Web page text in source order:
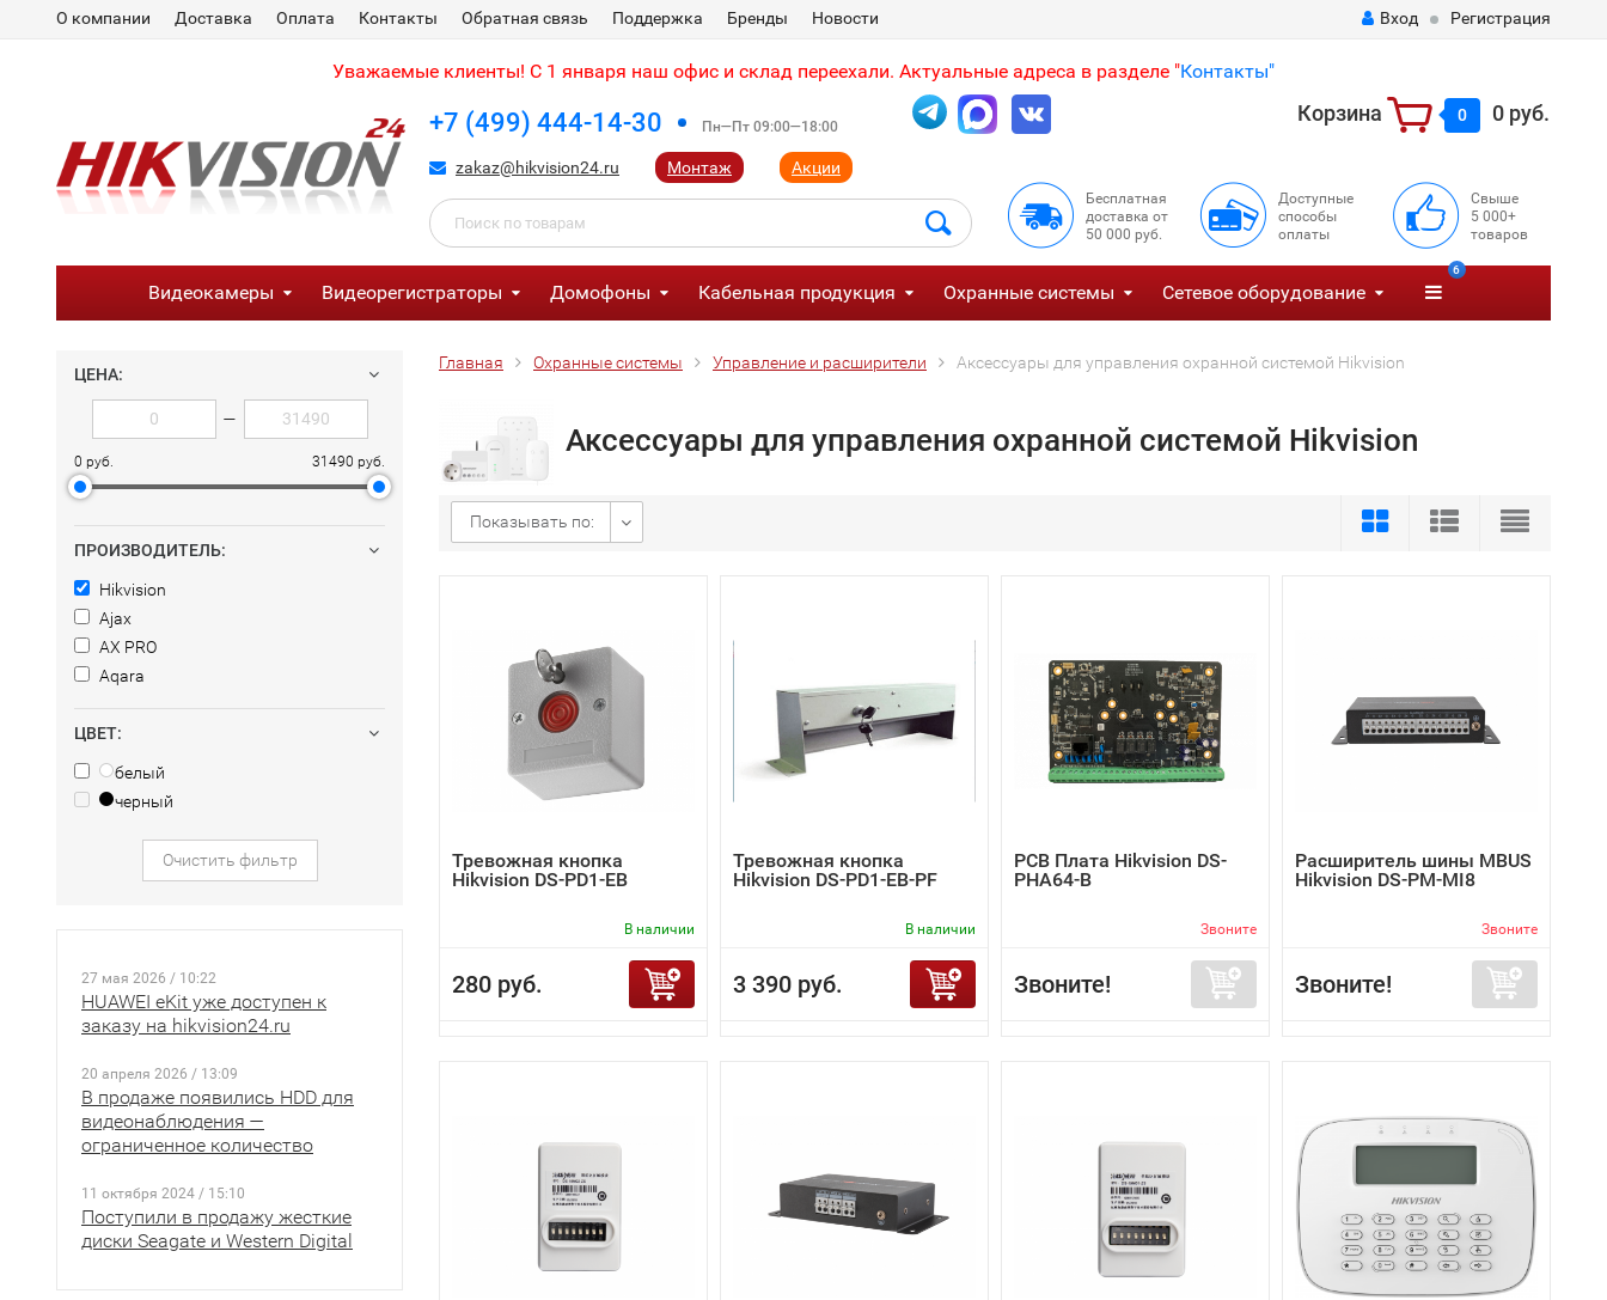
О компании Доставка Оплата Контакты Обратная связь Поддержка Бренды Новости Вход Регистрация
Уважаемые клиенты! С 1 января наш офис и склад переехали. Актуальные адреса в разделе "Контакты"
+7 (499) 444-14-30 Пн—Пт 09:00—18:00
zakaz@hikvision24.ru Монтаж Акции
Корзина 0 0 руб.
Бесплатная
доставка от
50 000 руб.
Доступные
способы
оплаты
Свыше
5 000+
товаров
Видеокамеры Видеорегистраторы Домофоны Кабельная продукция Охранные системы Сетевое оборудование
6
ЦЕНА:
—
0 руб. 31490 руб.
ПРОИЗВОДИТЕЛЬ:
Hikvision
Ajax
AX PRO
Aqara
ЦВЕТ:
белый
черный
Очистить фильтр
27 мая 2026 / 10:22
HUAWEI eKit уже доступен к
заказу на hikvision24.ru
20 апреля 2026 / 13:09
В продаже появились HDD для
видеонаблюдения —
ограниченное количество
11 октября 2024 / 15:10
Поступили в продажу жесткие
диски Seagate и Western Digital
Главная Охранные системы Управление и расширители Аксессуары для управления охранной системой Hikvision
Аксессуары для управления охранной системой Hikvision
Показывать по:
Тревожная кнопка
Hikvision DS-PD1-EB
В наличии
280 руб.
Тревожная кнопка
Hikvision DS-PD1-EB-PF
В наличии
3 390 руб.
PCB Плата Hikvision DS-
PHA64-B
Звоните
Звоните!
Расширитель шины MBUS
Hikvision DS-PM-MI8
Звоните
Звоните!